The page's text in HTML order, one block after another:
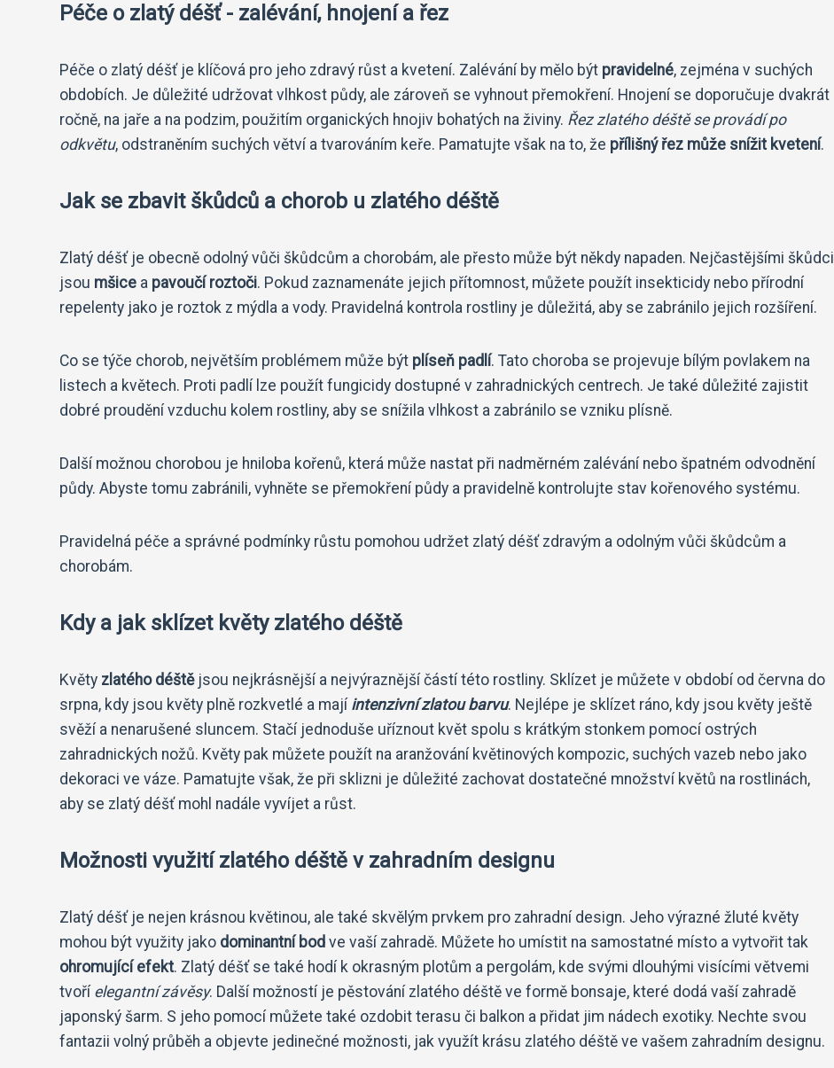
Péče o zlatý déšť - zalévání, hnojení a řez
Péče o zlatý déšť je klíčová pro jeho zdravý růst a kvetení. Zalévání by mělo být pravidelné, zejména v suchých
obdobích. Je důležité udržovat vlhkost půdy, ale zároveň se vyhnout přemokření. Hnojení se doporučuje dvakrát
ročně, na jaře a na podzim, použitím organických hnojiv bohatých na živiny. Řez zlatého déště se provádí po
odkvětu, odstraněním suchých větví a tvarováním keře. Pamatujte však na to, že přílišný řez může snížit kvetení.
Jak se zbavit škůdců a chorob u zlatého déště
Zlatý déšť je obecně odolný vůči škůdcům a chorobám, ale přesto může být někdy napaden. Nejčastějšími škůdci
jsou mšice a pavoučí roztoči. Pokud zaznamenáte jejich přítomnost, můžete použít insekticidy nebo přírodní
repelenty jako je roztok z mýdla a vody. Pravidelná kontrola rostliny je důležitá, aby se zabránilo jejich rozšíření.
Co se týče chorob, největším problémem může být plíseň padlí. Tato choroba se projevuje bílým povlakem na
listech a květech. Proti padlí lze použít fungicidy dostupné v zahradnických centrech. Je také důležité zajistit
dobré proudění vzduchu kolem rostliny, aby se snížila vlhkost a zabránilo se vzniku plísně.
Další možnou chorobou je hniloba kořenů, která může nastat při nadměrném zalévání nebo špatném odvodnění
půdy. Abyste tomu zabránili, vyhněte se přemokření půdy a pravidelně kontrolujte stav kořenového systému.
Pravidelná péče a správné podmínky růstu pomohou udržet zlatý déšť zdravým a odolným vůči škůdcům a
chorobám.
Kdy a jak sklízet květy zlatého déště
Květy zlatého déštějsou nejkrásnější a nejvýraznější částí této rostliny. Sklízet je můžete v období od června do
srpna, kdy jsou květy plně rozkvetlé a mají intenzivní zlatou barvu. Nejlépe je sklízet ráno, kdy jsou květy ještě
svěží a nenarušené sluncem. Stačí jednoduše uříznout květ spolu s krátkým stonkem pomocí ostrých
zahradnických nožů. Květy pak můžete použít na aranžování květinových kompozic, suchých vazeb nebo jako
dekoraci ve váze. Pamatujte však, že při sklizni je důležité zachovat dostatečné množství květů na rostlinách,
aby se zlatý déšť mohl nadále vyvíjet a růst.
Možnosti využití zlatého déště v zahradním designu
Zlatý déšť je nejen krásnou květinou, ale také skvělým prvkem pro zahradní design. Jeho výrazné žluté květy
mohou být využity jako dominantní bod ve vaší zahradě. Můžete ho umístit na samostatné místo a vytvořit tak
ohromující efekt. Zlatý déšť se také hodí k okrasným plotům a pergolám, kde svými dlouhými visícími větvemi
tvoří elegantní závěsy. Další možností je pěstování zlatého déště ve formě bonsaje, které dodá vaší zahradě
japonský šarm. S jeho pomocí můžete také ozdobit terasu či balkon a přidat jim nádech exotiky. Nechte svou
fantazii volný průběh a objevte jedinečné možnosti, jak využít krásu zlatého déště ve vašem zahradním designu.